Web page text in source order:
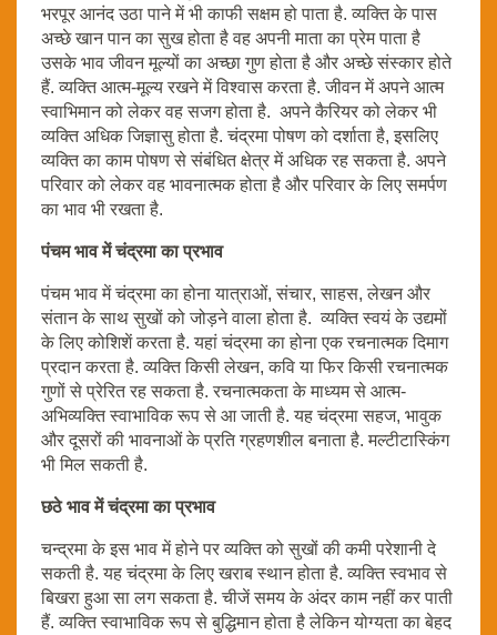
भरपूर आनंद उठा पाने में भी काफी सक्षम हो पाता है. व्यक्ति के पास
अच्छे खान पान का सुख होता है वह अपनी माता का प्रेम पाता है
उसके भाव जीवन मूल्यों का अच्छा गुण होता है और अच्छे संस्कार होते
हैं. व्यक्ति आत्म-मूल्य रखने में विश्वास करता है. जीवन में अपने आत्म
स्वाभिमान को लेकर वह सजग होता है. अपने कैरियर को लेकर भी
व्यक्ति अधिक जिज्ञासु होता है. चंद्रमा पोषण को दर्शाता है, इसलिए
व्यक्ति का काम पोषण से संबंधित क्षेत्र में अधिक रह सकता है. अपने
परिवार को लेकर वह भावनात्मक होता है और परिवार के लिए समर्पण
का भाव भी रखता है.
पंचम भाव में चंद्रमा का प्रभाव
पंचम भाव में चंद्रमा का होना यात्राओं, संचार, साहस, लेखन और
संतान के साथ सुखों को जोड़ने वाला होता है. व्यक्ति स्वयं के उद्यमों
के लिए कोशिशें करता है. यहां चंद्रमा का होना एक रचनात्मक दिमाग
प्रदान करता है. व्यक्ति किसी लेखन, कवि या फिर किसी रचनात्मक
गुणों से प्रेरित रह सकता है. रचनात्मकता के माध्यम से आत्म-
अभिव्यक्ति स्वाभाविक रूप से आ जाती है. यह चंद्रमा सहज, भावुक
और दूसरों की भावनाओं के प्रति ग्रहणशील बनाता है. मल्टीटास्किंग
भी मिल सकती है.
छठे भाव में चंद्रमा का प्रभाव
चन्द्रमा के इस भाव में होने पर व्यक्ति को सुखों की कमी परेशानी दे
सकती है. यह चंद्रमा के लिए खराब स्थान होता है. व्यक्ति स्वभाव से
बिखरा हुआ सा लग सकता है. चीजें समय के अंदर काम नहीं कर पाती
हैं. व्यक्ति स्वाभाविक रूप से बुद्धिमान होता है लेकिन योग्यता का बेहद